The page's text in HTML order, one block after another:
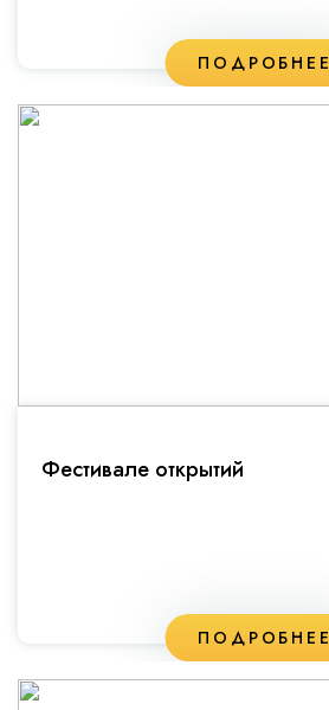
ПОДРОБНЕЕ
Фестивале открытий
ПОДРОБНЕЕ